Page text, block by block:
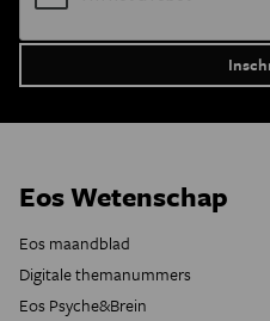
Eos Wetenschap
Eos maandblad
Digitale themanummers
Eos Psyche&Brein